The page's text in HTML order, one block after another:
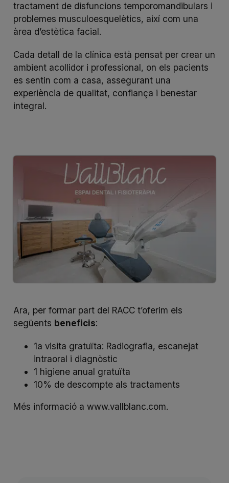
tractament de disfuncions temporomandibulars i
problemes musculoesquelètics, així com una
àrea d’estètica facial.
Cada detall de la clínica està pensat per crear un
ambient acollidor i professional, on els pacients
es sentin com a casa, assegurant una
experiència de qualitat, confiança i benestar
integral.
Ara, per formar part del RACC t’oferim els
següents beneficis:
1a visita gratuïta: Radiografia, escanejat
intraoral i diagnòstic
1 higiene anual gratuïta
10% de descompte als tractaments
Més informació a www.vallblanc.com.